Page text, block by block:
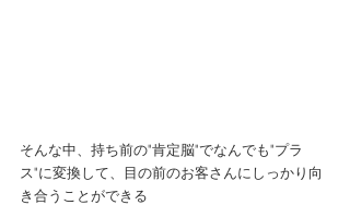
そんな中、持ち前の"肯定脳"でなんでも"プラ
ス"に変換して、目の前のお客さんにしっかり向
き合うことができる